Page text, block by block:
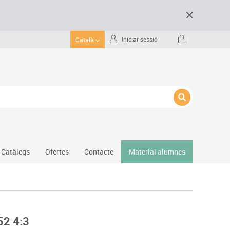
Català Iniciar sessió
Protecció esportiva
Catàlegs Ofertes Contacte Material alumnes
4:3